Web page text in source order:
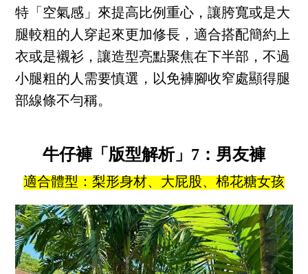
特「空氣感」來提高比例重心，讓胯寬或是大
腿較粗的人穿起來更加修長，適合搭配簡約上
衣或是襯衫，讓造型亮點聚焦在下半部，不過
小腿粗的人需要慎選，以免褲腳收窄處顯得腿
部線條不勻稱。
牛仔褲「版型解析」7：男友褲
適合體型：梨形身材、大屁股、棉花糖女孩